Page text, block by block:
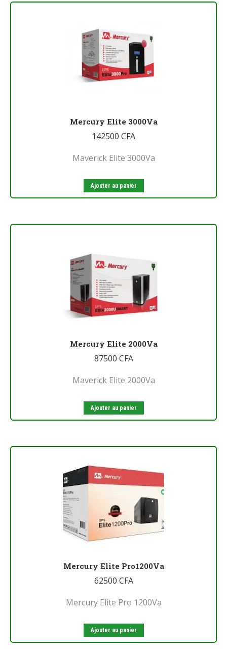
Mercury Elite 3000Va
142500 CFA
Maverick Elite 3000Va
Ajouter au panier
Mercury Elite 2000Va
87500 CFA
Maverick Elite 2000Va
Ajouter au panier
Mercury Elite Pro1200Va
62500 CFA
Mercury Elite Pro 1200Va
Ajouter au panier